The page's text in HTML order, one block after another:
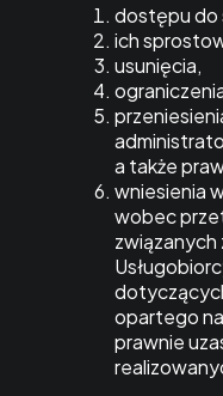
dostępu do
ich
usunięcia,
a także
wniesienia
wobec
opartego
prawnie